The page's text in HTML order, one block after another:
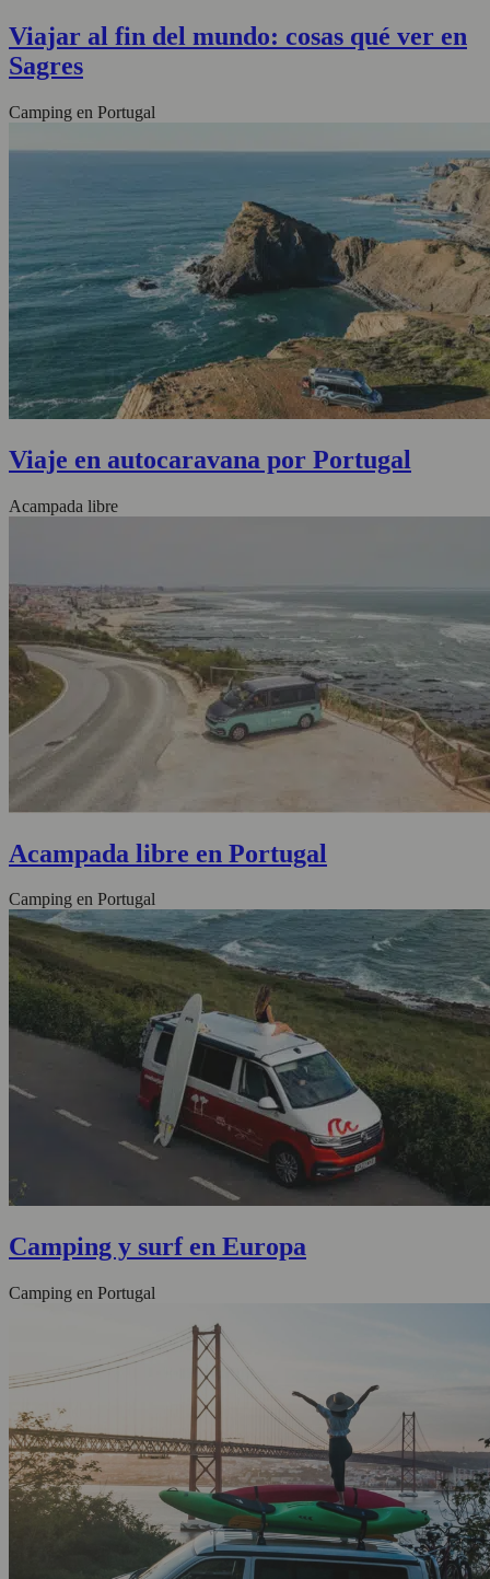
Viajar al fin del mundo: cosas qué ver en
Sagres
Camping en Portugal
Viaje en autocaravana por Portugal
Acampada libre
Acampada libre en Portugal
Camping en Portugal
Camping y surf en Europa
Camping en Portugal